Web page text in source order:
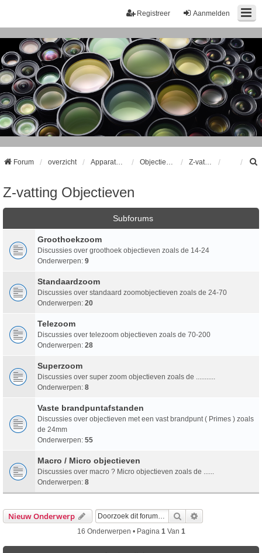
Aanmelden
Registreer
Forum overzicht
Z-vatting Objectieven
Subforums
Groothoekzoom
Discussies over groothoek objectieven zoals de 14-24
Onderwerpen: 9
Standaardzoom
Discussies over standaard zoomobjectieven zoals de 24-70
Onderwerpen: 20
Telezoom
Discussies over telezoom objectieven zoals de 70-200
Onderwerpen: 28
Superzoom
Discussies over super zoom objectieven zoals de ...........
Onderwerpen: 8
Vaste brandpuntafstanden
Discussies over objectieven met een vast brandpunt ( Primes ) zoals
de 24mm
Onderwerpen: 55
Macro / Micro objectieven
Discussies over macro ? Micro objectieven zoals de ......
Onderwerpen: 8
Nieuw Onderwerp Zoek
16 Onderwerpen • Pagina 1 Van 1